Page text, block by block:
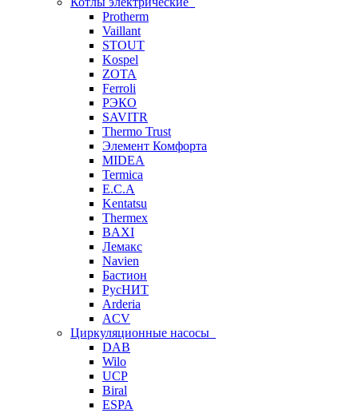
Protherm
Vaillant
STOUT
Kospel
ZOTA
Ferroli
РЭКО
SAVITR
Thermo Trust
Элемент Комфорта
MIDEA
Termica
E.C.A
Kentatsu
Thermex
BAXI
Лемакс
Navien
Бастион
РусНИТ
Arderia
ACV
Циркуляционные насосы
DAB
Wilo
UCP
Biral
ESPA